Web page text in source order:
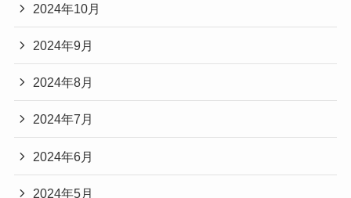
2024年10月
2024年9月
2024年8月
2024年7月
2024年6月
2024年5月